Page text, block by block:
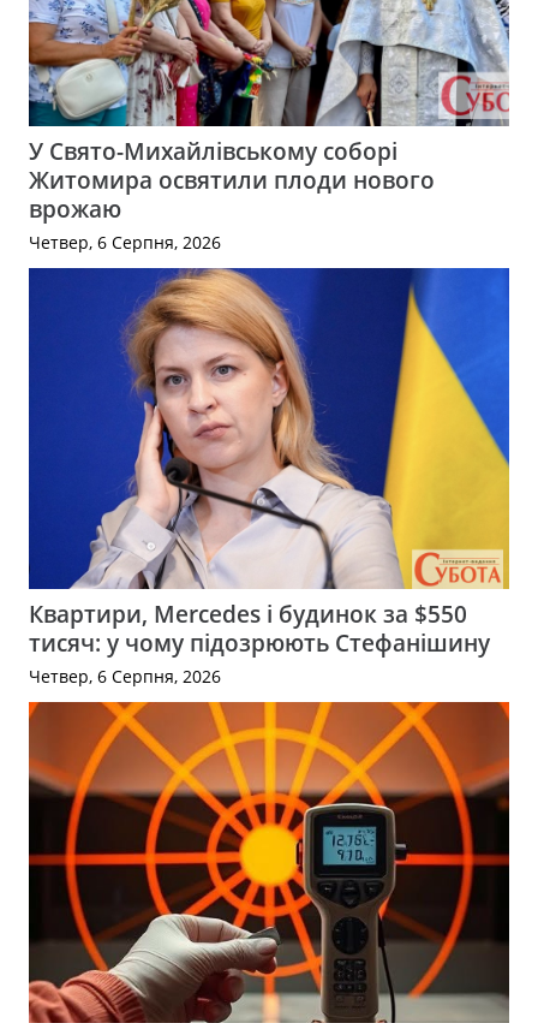
У Свято-Михайлівському соборі
Житомира освятили плоди нового
врожаю
Четвер, 6 Серпня, 2026
Квартири, Mercedes і будинок за $550
тисяч: у чому підозрюють Стефанішину
Четвер, 6 Серпня, 2026